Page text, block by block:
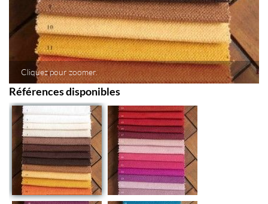
Cliquez pour zoomer.
Références disponibles